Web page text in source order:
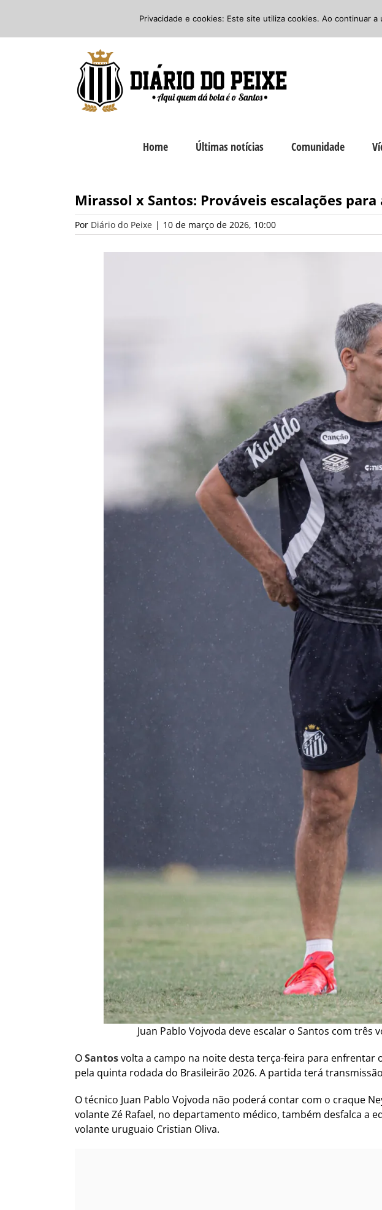
o
Facebook
Instagram
Home Últimas notícias Comunidade
Mirassol x Santos: Prováveis escalações
Por Diário do Peixe | 10 de março de 2026, 10:00
Juan Pablo Vojvoda deve escalar o Santos com
OSantosvolta a campo na noite desta terça-feira para enfrentar
pela quinta rodada do Brasileirão 2026. A partida terá
O técnico Juan Pablo Vojvoda não poderá contar com o craque
volante Zé Rafael, no departamento médico, também desfalca a
volante uruguaio Cristian Oliva.
Privacidade e cookies: Este site utiliza cookies. Ao continuar